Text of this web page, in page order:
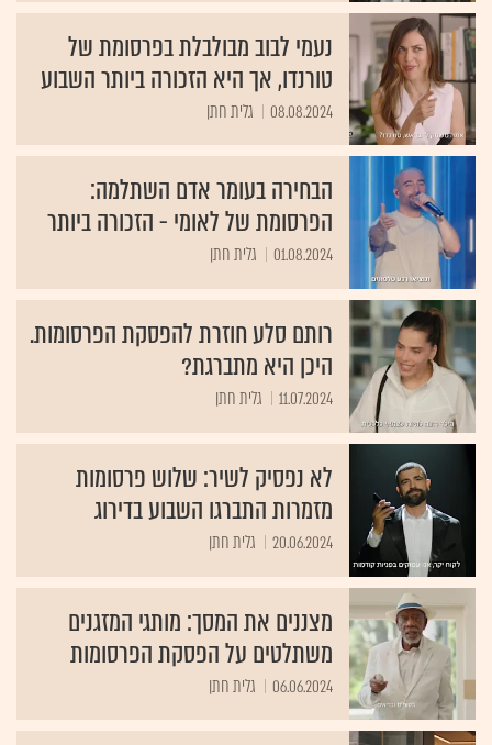
נעמי לבוב מבולבלת בפרסומת של
טורנדו, אך היא הזכורה ביותר השבוע
08.08.2024 גלית חתן
הבחירה בעומר אדם השתלמה:
הפרסומת של לאומי - הזכורה ביותר
01.08.2024 גלית חתן
רותם סלע חוזרת להפסקת הפרסומות.
היכן היא מתברגת?
11.07.2024 גלית חתן
לא נפסיק לשיר: שלוש פרסומות
מזמרות התברגו השבוע בדירוג
20.06.2024 גלית חתן
מצננים את המסך: מותגי המזגנים
משתלטים על הפסקת הפרסומות
06.06.2024 גלית חתן